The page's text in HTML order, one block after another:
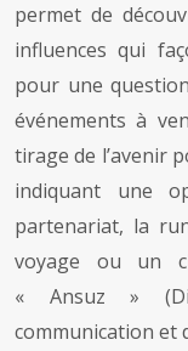
permet de
influences qui
pour une
événements à
tirage de l’avenir
indiquant une
partenariat, la
voyage ou un
« Ansuz »
communication et